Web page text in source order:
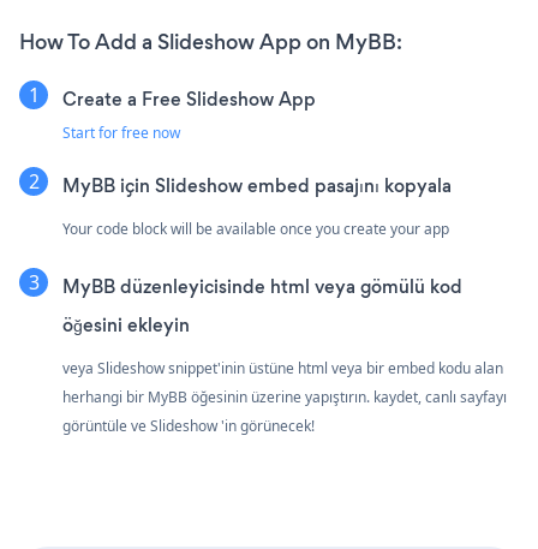
How To Add a Slideshow App on MyBB:
Create a Free Slideshow App
Start for free now
MyBB için Slideshow embed pasajını kopyala
Your code block will be available once you create your app
MyBB düzenleyicisinde html veya gömülü kod
öğesini ekleyin
veya Slideshow snippet'inin üstüne html veya bir embed kodu alan
herhangi bir MyBB öğesinin üzerine yapıştırın. kaydet, canlı sayfayı
görüntüle ve Slideshow 'in görünecek!